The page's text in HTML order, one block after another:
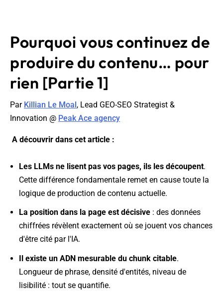
Pourquoi vous continuez de
produire du contenu… pour
rien [Partie 1]
Par Killian Le Moal, Lead GEO-SEO Strategist &
Innovation @ Peak Ace agency
A découvrir dans cet article :
Les LLMs ne lisent pas vos pages, ils les découpent.
Cette différence fondamentale remet en cause toute la
logique de production de contenu actuelle.
La position dans la page est décisive : des données
chiffrées révèlent exactement où se jouent vos chances
d'être cité par l'IA.
Il existe un ADN mesurable du chunk citable.
Longueur de phrase, densité d'entités, niveau de
lisibilité : tout se quantifie.